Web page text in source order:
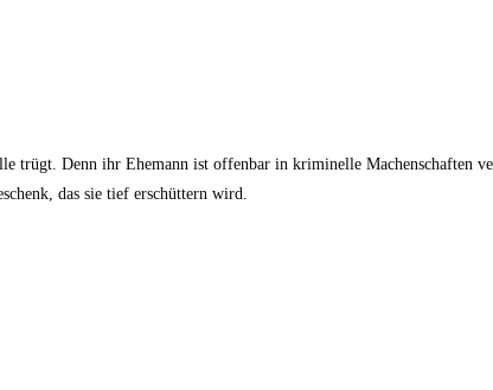
trügt. Denn ihr Ehemann ist offenbar in kriminelle Machenschaften
das sie tief erschüttern wird.